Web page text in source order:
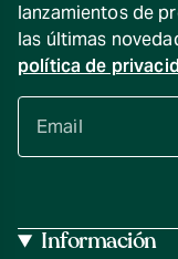
lanzamientos de
las últimas
política de
Información